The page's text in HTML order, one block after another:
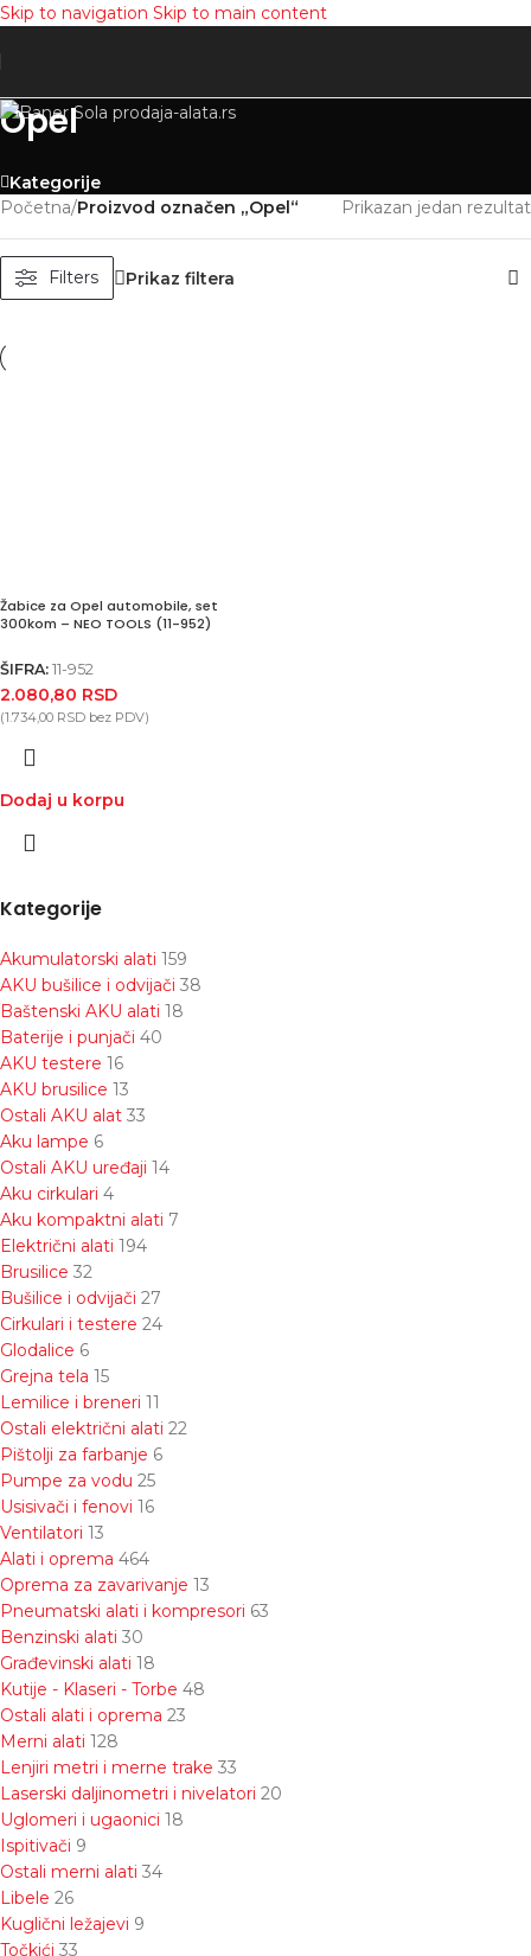
Skip to navigation Skip to main content
Opel
Kategorije
Kategorije
Akumulatorski alati 159
AKU bušilice i odvijači 38
Baštenski AKU alati 18
Baterije i punjači 40
AKU testere 16
AKU brusilice 13
Ostali AKU alat 33
Aku lampe 6
Ostali AKU uređaji 14
Aku cirkulari 4
Aku kompaktni alati 7
Električni alati 194
Brusilice 32
Bušilice i odvijači 27
Cirkulari i testere 24
Glodalice 6
Grejna tela 15
Lemilice i breneri 11
Ostali električni alati 22
Pištolji za farbanje 6
Pumpe za vodu 25
Usisivači i fenovi 16
Ventilatori 13
Alati i oprema 464
Oprema za zavarivanje 13
Pneumatski alati i kompresori 63
Benzinski alati 30
Građevinski alati 18
Kutije - Klaseri - Torbe 48
Ostali alati i oprema 23
Merni alati 128
Lenjiri metri i merne trake 33
Laserski daljinometri i nivelatori 20
Uglomeri i ugaonici 18
Ispitivači 9
Ostali merni alati 34
Libele 26
Kuglični ležajevi 9
Točkići 33
Početna/Proizvod označen „Opel“ Prikazan jedan rezultat
Filters Prikaz filtera
Žabice za Opel automobile, set
300kom – NEO TOOLS (11-952)
ŠIFRA: 11-952
2.080,80 RSD
(1.734,00 RSD bez PDV)
Dodaj u korpu